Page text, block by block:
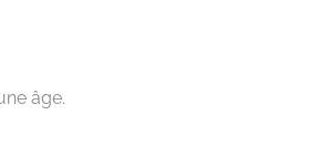
âge.